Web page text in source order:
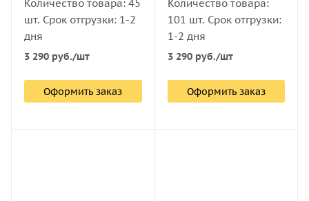
Количество товара: 45
шт. Срок отгрузки: 1-2
дня
3 290 руб./шт
Оформить заказ
Количество товара:
101 шт. Срок отгрузки:
1-2 дня
3 290руб./шт
Оформить заказ